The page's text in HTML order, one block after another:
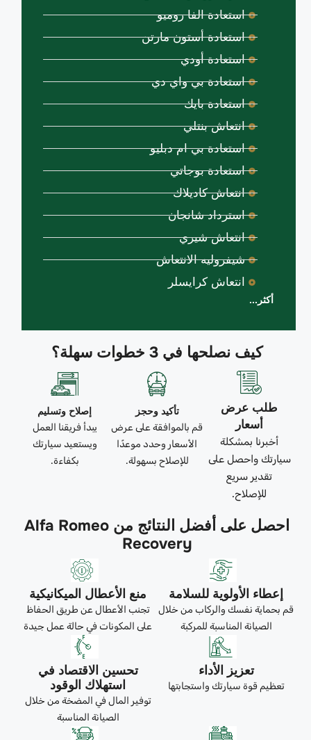
كيف نصلحها في 3 خطوات سهلة؟
طلب عرض
أسعار
أخبرنا بمشكلة
سيارتك واحصل على
تقدير سريع
للإصلاح.
تأكيد وحجز
قم بالموافقة على عرض
الأسعار وحدد موعدًا
للإصلاح بسهولة.
إصلاح وتسليم
يبدأ فريقنا العمل
ويستعيد سيارتك
بكفاءة.
احصل على أفضل النتائج من Alfa Romeo
Recovery
إعطاء الأولوية للسلامة
قم بحماية نفسك والركاب من خلال
الصيانة المناسبة للمركبة
منع الأعطال الميكانيكية
تجنب الأعطال عن طريق الحفاظ
على المكونات في حالة عمل جيدة
تعزيز الأداء
تعظيم قوة سيارتك واستجابتها
تحسين الاقتصاد في
استهلاك الوقود
توفير المال في المضخة من خلال
الصيانة المناسبة
استعادة الفا روميو
استعادة أستون مارتن
استعادة أودي
استعادة بي واي دي
استعادة بايك
انتعاش بنتلي
استعادة بي ام دبليو
استعادة بوجاتي
انتعاش كاديلاك
استرداد شانجان
انتعاش شيري
شيفروليه الانتعاش
انتعاش كرايسلر
أكثر...